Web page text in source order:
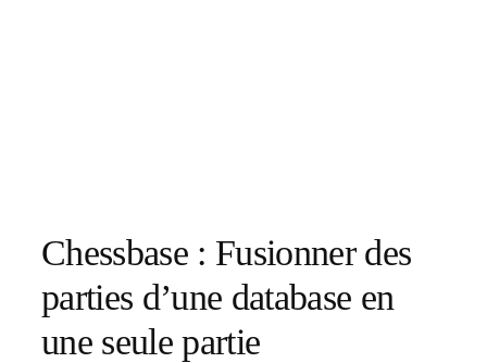
Chessbase : Fusionner des
parties d’une database en
une seule partie